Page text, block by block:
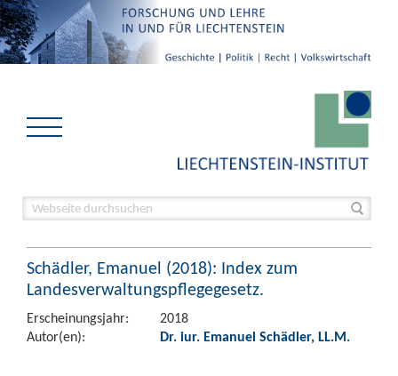
Schädler, Emanuel (2018): Index zum
Landesverwaltungspflegegesetz.
Erscheinungsjahr:
2018
Autor(en):
Dr. iur. Emanuel Schädler, LL.M.